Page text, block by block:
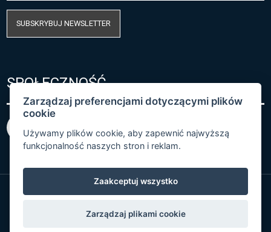
SUBSKRYBUJ NEWSLETTER
SPOŁECZNOŚĆ
bySpaneco
Zarządzaj preferencjami dotyczącymi plików
cookie
Używamy plików cookie, aby zapewnić najwyższą
funkcjonalność naszych stron i reklam.
Zaakceptuj wszystko
Zarządzaj plikami cookie